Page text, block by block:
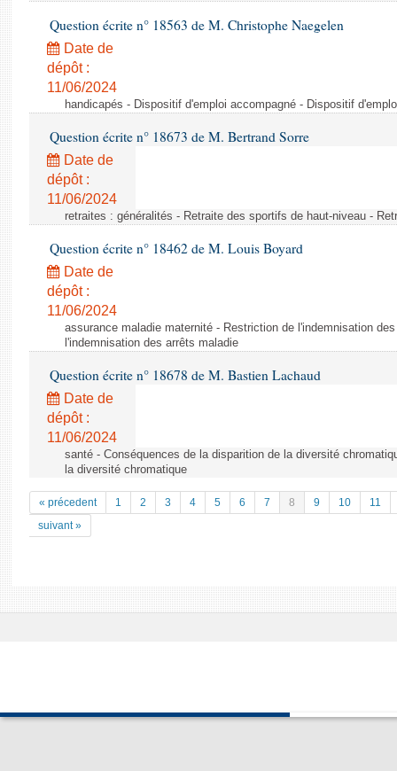
Question écrite n° 18563 de M. Christophe Naegelen
Date de
dépôt :
11/06/2024
handicapés - Dispositif d'emploi accompagné - Dispositif
Question écrite n° 18673 de M. Bertrand Sorre
Date de
dépôt :
11/06/2024
retraites : généralités - Retraite des sportifs de haut-niveau -
Question écrite n° 18462 de M. Louis Boyard
Date de
dépôt :
11/06/2024
assurance maladie maternité - Restriction de l'indemnisation
l'indemnisation des arrêts maladie
Question écrite n° 18678 de M. Bastien Lachaud
Date de
dépôt :
11/06/2024
santé - Conséquences de la disparition de la diversité
la diversité chromatique
« précedent 1 2 3 4 5 6 7 8 9 10
11
suivant »